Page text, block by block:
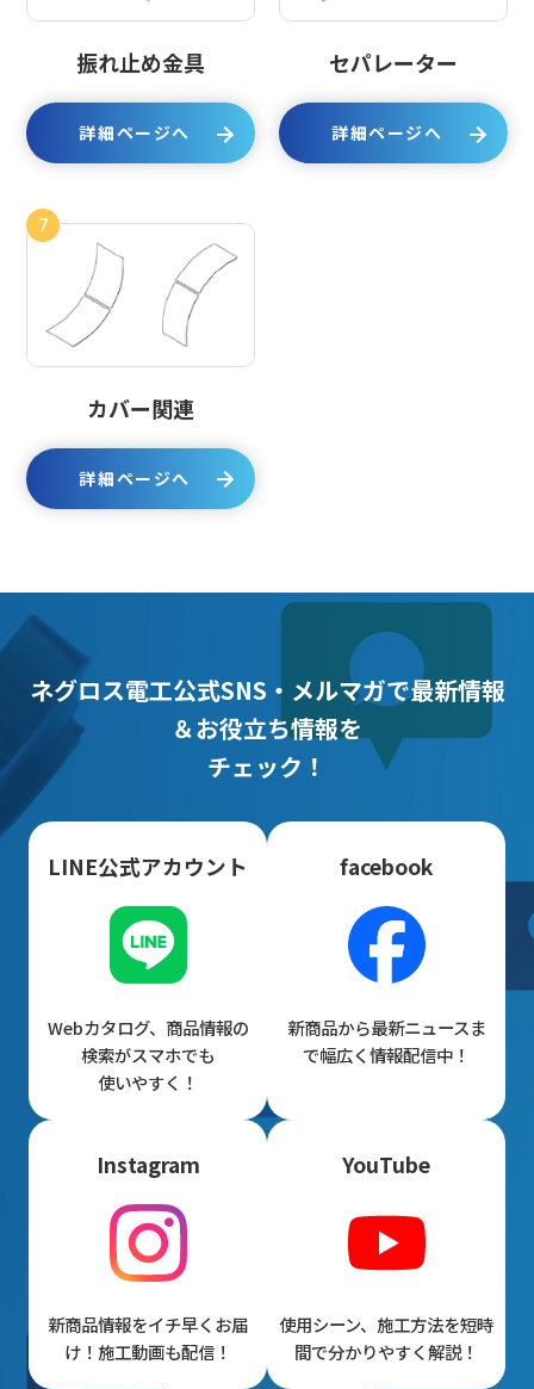
振れ止め金具
詳細ページへ
セパレーター
詳細ページへ
7
カバー関連
詳細ページへ
ネグロス電工公式SNS・メルマガで最新情報
＆お役立ち情報を
チェック！
LINE公式アカウント
Webカタログ、商品情報の
検索がスマホでも
使いやすく！
facebook
新商品から最新ニュースま
で幅広く情報配信中！
Instagram
新商品情報をイチ早くお届
け！施工動画も配信！
YouTube
使用シーン、施工方法を短時
間で分かりやすく解説！